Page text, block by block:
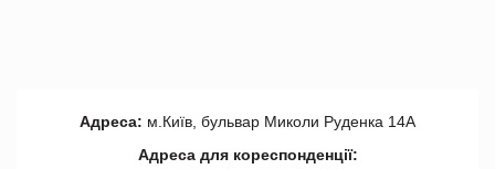
Адреса: м.Київ, бульвар Миколи Руденка 14А
Адреса для кореспонденції: